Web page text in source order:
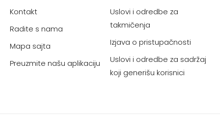
Kontakt
Radite s nama
Mapa sajta
Preuzmite našu aplikaciju
Uslovi i odredbe za
takmičenja
Izjava o pristupačnosti
Uslovi i odredbe za sadržaj
koji generišu korisnici